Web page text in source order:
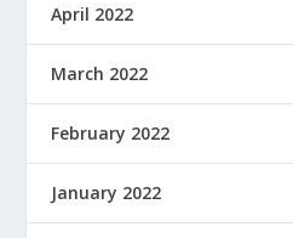
April 2022
March 2022
February 2022
January 2022